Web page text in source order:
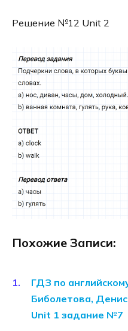
Решение №12 Unit 2
Похожие Записи:
ГДЗ по
Биболетова,
Unit 1 задание №7